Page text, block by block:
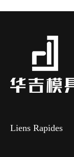
Liens Rapides